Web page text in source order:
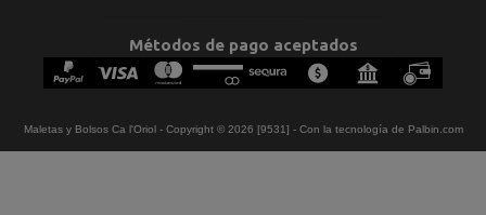
Métodos de pago aceptados
Maletas y Bolsos Ca l'Oriol - Copyright © 2026 [9531] - Con la tecnología de Palbin.com